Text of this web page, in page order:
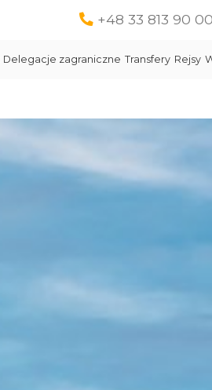
+48 33 813 90 00
Delegacje zagraniczne Transfery Rejsy